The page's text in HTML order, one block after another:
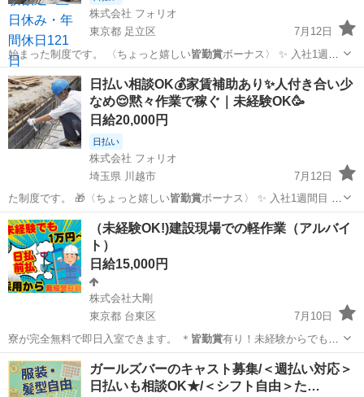
株式会社 フォリオ
東京都 足立区
7月12日
始まった制度です。 〈ちょっと嬉しい皆勤賞ボーナス〉 ✨ 入社1週間
目 → 2…
東京 足立区 その他 スタッフ
日払い相談OK💰家賃補助あり✨人付き合い少
なめ😌黙々作業で稼ぐ｜未経験OK🥳
日給20,000円
日払い
株式会社 フォリオ
埼玉県 川越市
7月12日
た制度です。 🎁〈ちょっと嬉しい皆勤賞ボーナス〉 ✨ 入社1週間目 →
2…埼玉 川越市 建築 社長
（未経験OK!)建設現場での軽作業（アルバイ
ト）
日給15,000円
株式会社大剛
東京都 台東区
7月10日
寮が完全無料で即日入室できます。 ＊ 皆勤賞有り！未経験からでも働
きやすい環境です…
東京 台東区 軽作業
ガールズバーのキャスト募集/＜週払い対応＞
日払いも相談OK★/＜シフト自由＞た…